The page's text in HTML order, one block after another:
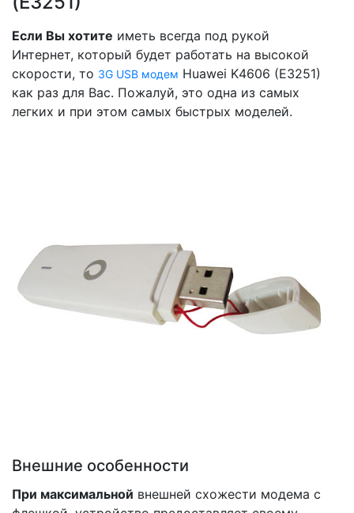
Если Вы хотите иметь всегда под рукой
Интернет, который будет работать на высокой
скорости, то 3G USB модем Huawei K4606 (E3251)
как раз для Вас. Пожалуй, это одна из самых
легких и при этом самых быстрых моделей.
Внешние особенности
При максимальной внешней схожести модема с